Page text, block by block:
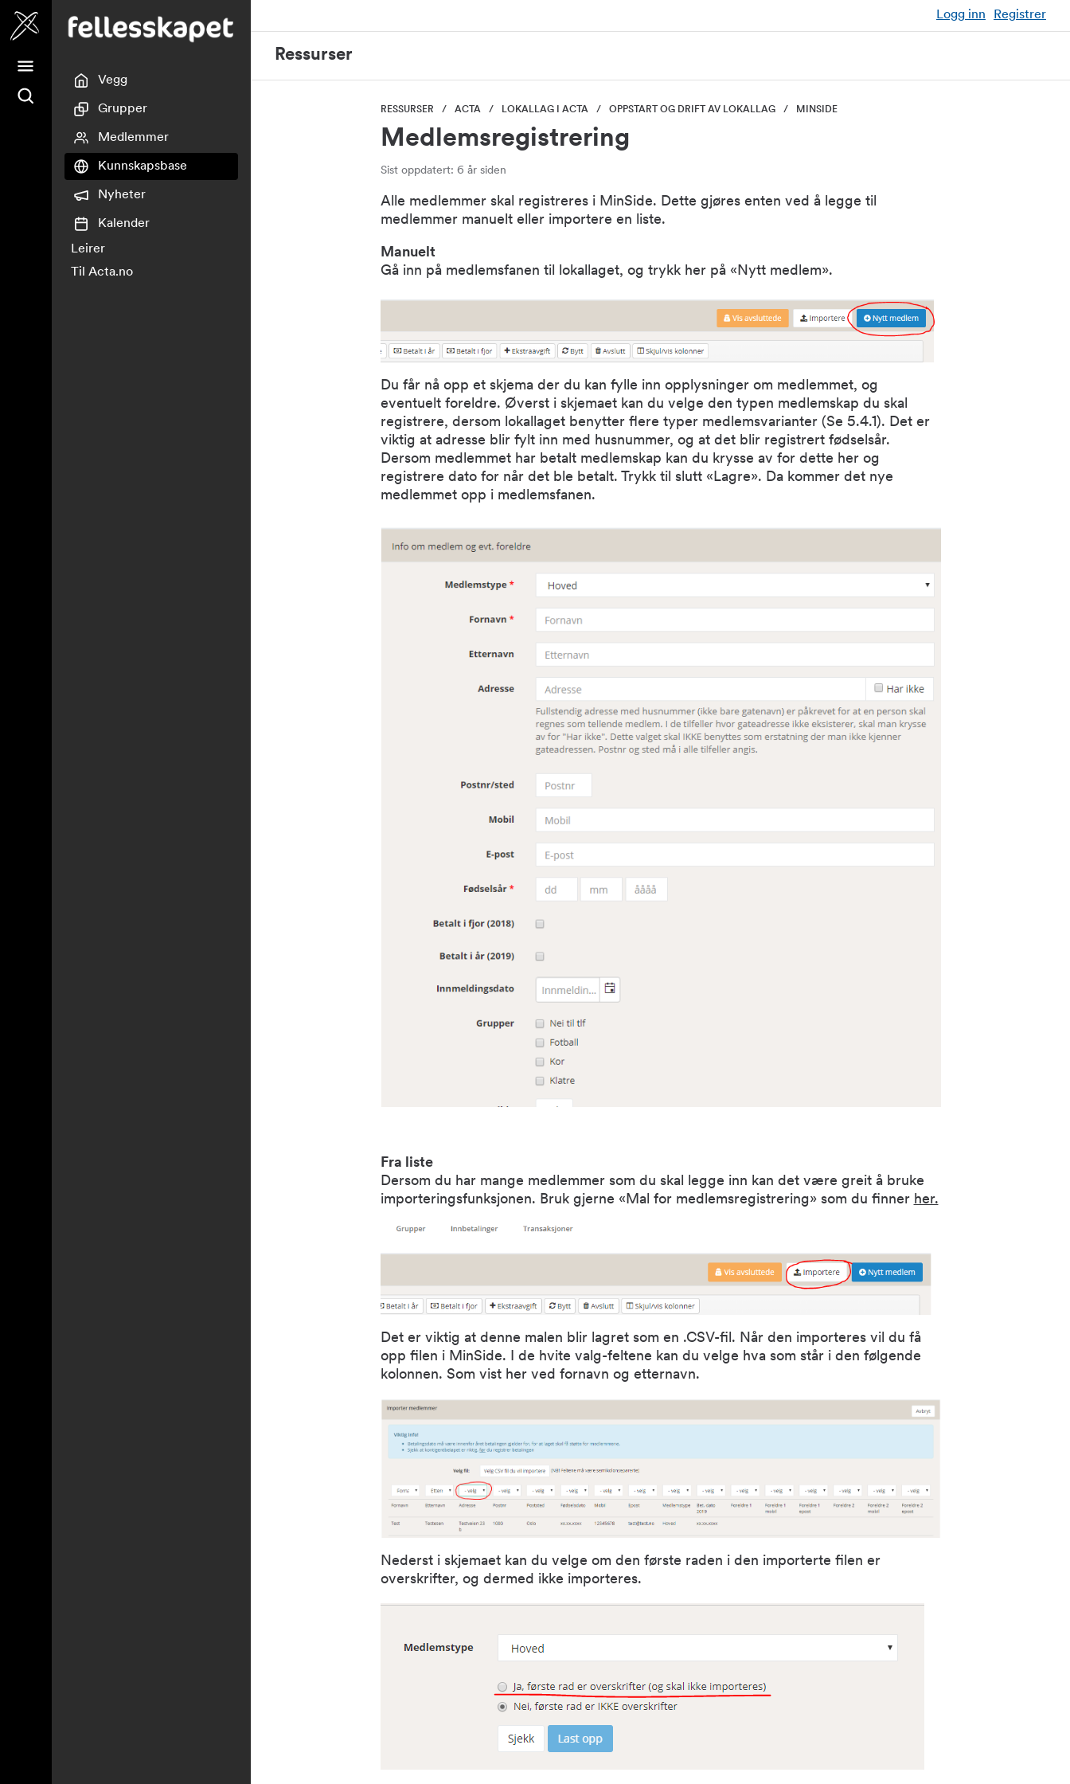
Vegg
Grupper
Medlemmer
Kunnskapsbase
Nyheter
Kalender
Leirer
Til Acta.no
Logg inn Registrer
Ressurser
RESSURSER ACTA LOKALLAG I ACTA OPPSTART OG DRIFT AV LOKALLAG MINSIDE
Medlemsregistrering
Sist oppdatert: 6 år siden
Alle medlemmer skal registreres i MinSide. Dette gjøres enten ved å legge til
medlemmer manuelt eller importere en liste.
Manuelt
Gå inn på medlemsfanen til lokallaget, og trykk her på «Nytt medlem».
Du får nå opp et skjema der du kan fylle inn opplysninger om medlemmet, og
eventuelt foreldre. Øverst i skjemaet kan du velge den typen medlemskap du skal
registrere, dersom lokallaget benytter flere typer medlemsvarianter (Se 5.4.1). Det er
viktig at adresse blir fylt inn med husnummer, og at det blir registrert fødselsår.
Dersom medlemmet har betalt medlemskap kan du krysse av for dette her og
registrere dato for når det ble betalt. Trykk til slutt «Lagre». Da kommer det nye
medlemmet opp i medlemsfanen.
Fra liste
Dersom du har mange medlemmer som du skal legge inn kan det være greit å bruke
importeringsfunksjonen. Bruk gjerne «Mal for medlemsregistrering» som du finner her.
Det er viktig at denne malen blir lagret som en .CSV-fil. Når den importeres vil du få
opp filen i MinSide. I de hvite valg-feltene kan du velge hva som står i den følgende
kolonnen. Som vist her ved fornavn og etternavn.
Nederst i skjemaet kan du velge om den første raden i den importerte filen er
overskrifter, og dermed ikke importeres.